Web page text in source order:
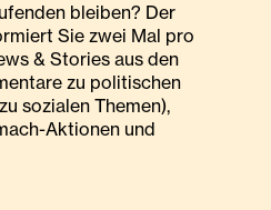
bleiben? Der
Sie zwei Mal pro
& Stories aus den
zu politischen
sozialen Themen),
Aktionen und